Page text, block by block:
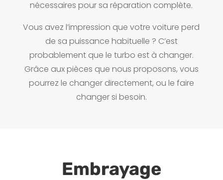
nécessaires pour sa réparation complète.
Vous avez l’impression que votre voiture perd
de sa puissance habituelle ? C’est
probablement que le turbo est à changer.
Grâce aux pièces que nous proposons, vous
pourrez le changer directement, ou le faire
changer si besoin.
Embrayage